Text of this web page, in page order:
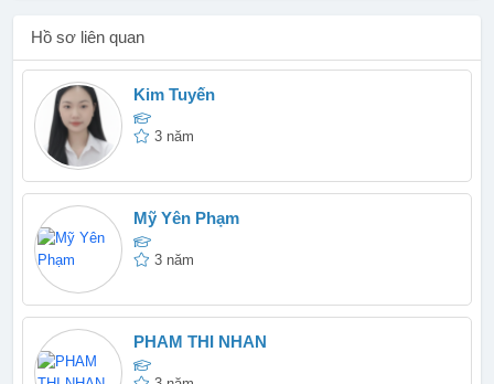
Hồ sơ liên quan
Kim Tuyến
3 năm
Mỹ Yên Phạm
3 năm
PHAM THI NHAN